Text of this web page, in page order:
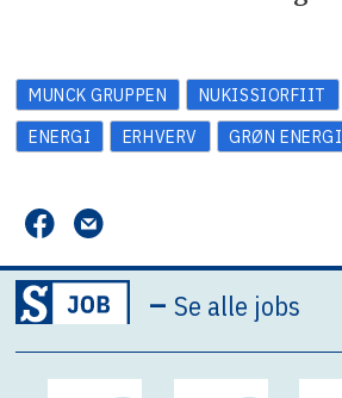
MUNCK GRUPPEN NUKISSIORFIIT
ENERGI
ERHVERV GRØN ENERGI
–Se alle jobs